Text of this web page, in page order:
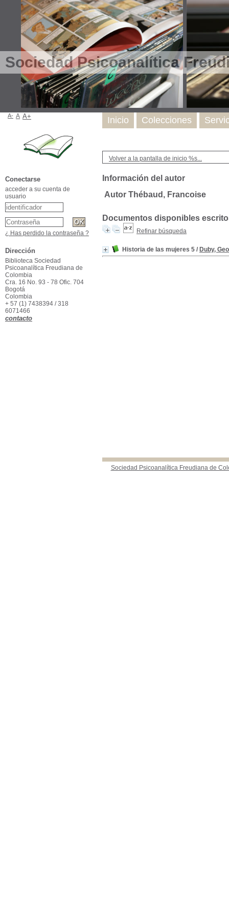
Sociedad Psicoanalítica
Volver a la pantalla de inicio %s...
Información del autor
Autor Thébaud, Francoise
Documentos disponibles
Refinar búsqueda
Historia de las mujeres 5 / Duby,
Sociedad Psicoanalítica Freudiana de
Inicio Colecciones
A- A A+
Conectarse
acceder a su cuenta de
usuario
¿ Has perdido la contraseña ?
Dirección
Biblioteca Sociedad
Psicoanalítica Freudiana de
Colombia
Cra. 16 No. 93 - 78 Ofic. 704
Bogotá
Colombia
+ 57 (1) 7438394 / 318
6071466
contacto